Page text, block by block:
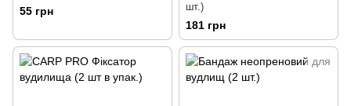
55 грн
шт.)
181 грн